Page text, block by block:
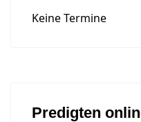
Keine Termine
Predigten